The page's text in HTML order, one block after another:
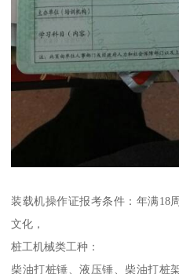
装载机操作证报考条件：年满18
文化，
桩工机械类工种：
柴油打桩锤、液压锤、柴油打桩